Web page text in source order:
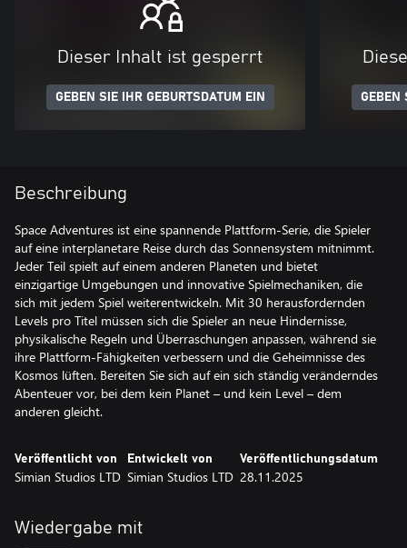
Dieser Inhalt ist gesperrt
GEBEN SIE IHR GEBURTSDATUM EIN GEBEN
Beschreibung
Space Adventures ist eine spannende Plattform-Serie, die Spieler
auf eine interplanetare Reise durch das Sonnensystem mitnimmt.
Jeder Teil spielt auf einem anderen Planeten und bietet
einzigartige Umgebungen und innovative Spielmechaniken, die
sich mit jedem Spiel weiterentwickeln. Mit 30 herausfordernden
Levels pro Titel müssen sich die Spieler an neue Hindernisse,
physikalische Regeln und Überraschungen anpassen, während sie
ihre Plattform-Fähigkeiten verbessern und die Geheimnisse des
Kosmos lüften. Bereiten Sie sich auf ein sich ständig veränderndes
Abenteuer vor, bei dem kein Planet – und kein Level – dem
anderen gleicht.
Veröffentlicht von
Simian Studios LTD
Entwickelt von
Simian Studios LTD
Veröffentlichungsdatum
28.11.2025
Wiedergabe mit